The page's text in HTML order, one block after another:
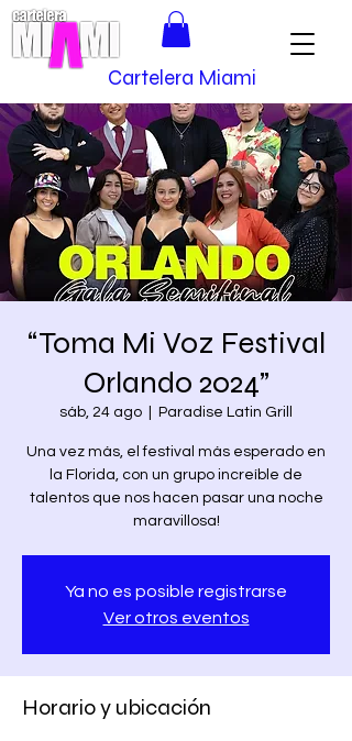
Cartelera Miami
“Toma Mi Voz Festival
Orlando 2024”
sáb, 24 ago Paradise Latin Grill
Una vez más, el festival más esperado en
la Florida, con un grupo increíble de
talentos que nos hacen pasar una noche
maravillosa!
Ya no es posible registrarse
Ver otros eventos
Horario y ubicación